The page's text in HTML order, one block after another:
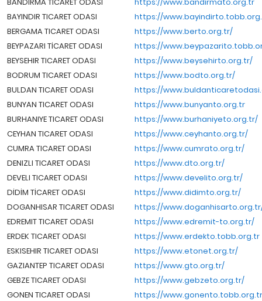
BAYINDIR TICARET ODASI
https://
BERGAMA TICARET ODASI
https://www.berto.org.tr/
BEYPAZARI TİCARET ODASI
https://
BEYSEHIR TICARET ODASI
https://www.beysehirto.org.tr/
BODRUM TICARET ODASI
https://www.bodto.org.tr/
BULDAN TICARET ODASI
https://
BUNYAN TICARET ODASI
https://www.bunyanto.org.tr
BURHANIYE TICARET ODASI
https://www.burhaniyeto.org.tr/
CEYHAN TICARET ODASI
https://www.ceyhanto.org.tr/
CUMRA TICARET ODASI
https://www.cumrato.org.tr/
DENIZLI TICARET ODASI
https://www.dto.org.tr/
DEVELI TICARET ODASI
https://www.develito.org.tr/
DİDİM TİCARET ODASI
https://www.didimto.org.tr/
DOGANHISAR TICARET ODASI
https://
EDREMIT TICARET ODASI
https://www.edremit-to.org.tr/
ERDEK TICARET ODASI
https://www.erdekto.tobb.org.tr
ESKISEHIR TICARET ODASI
https://www.etonet.org.tr/
GAZIANTEP TICARET ODASI
https://www.gto.org.tr/
GEBZE TICARET ODASI
https://www.gebzeto.org.tr/
GONEN TICARET ODASI
https://